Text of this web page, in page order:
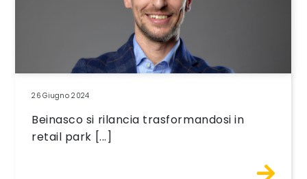
26 Giugno 2024
Beinasco si rilancia trasformandosi in
retail park [...]